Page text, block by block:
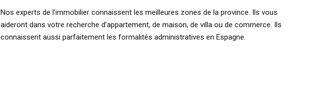
Nos experts de l’immobilier connaissent les meilleures zones de la province. Ils vous
aideront dans votre recherche d’appartement, de maison, de villa ou de commerce. Ils
connaissent aussi parfaitement les formalités administratives en Espagne.